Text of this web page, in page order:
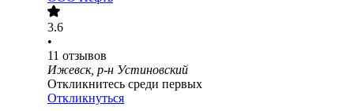
3.6
•
11 отзывов
Ижевск, р-н Устиновский
Откликнитесь среди первых
Откликнуться